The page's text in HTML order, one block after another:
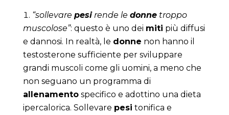
“sollevare pesirende le donnetroppo
muscolose”: questo è uno dei miti più diffusi
e dannosi. In realtà, le donne non hanno il
testosterone sufficiente per sviluppare
grandi muscoli come gli uomini, a meno che
non seguano un programma di
allenamentospecifico e adottino una dieta
ipercalorica. Sollevare pesi tonifica e